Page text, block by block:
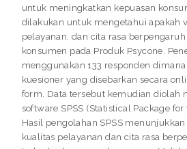
untuk meningkatkan kepuasan
dilakukan untuk mengetahui apakah
pelayanan, dan cita rasa
konsumen pada Produk Psycone.
menggunakan 133 responden
kuesioner yang disebarkan secara
form. Data tersebut kemudian diolah
software SPSS (Statistical Package for
Hasil pengolahan SPSS
kualitas pelayanan dan cita rasa